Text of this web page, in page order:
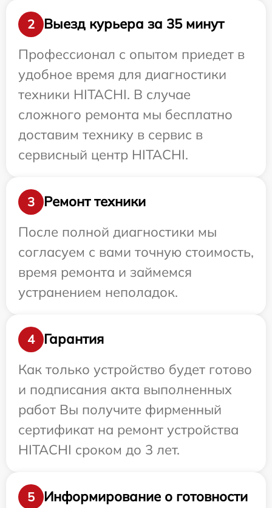
2
Выезд курьера за 35 минут
Профессионал с опытом приедет в
удобное время для диагностики
техники HITACHI. В случае
сложного ремонта мы бесплатно
доставим технику в сервис в
сервисный центр HITACHI.
3
Ремонт техники
После полной диагностики мы
согласуем с вами точную стоимость,
время ремонта и займемся
устранением неполадок.
4
Гарантия
Как только устройство будет готово
и подписания акта выполненных
работ Вы получите фирменный
сертификат на ремонт устройства
HITACHI сроком до 3 лет.
5
Информирование о готовности